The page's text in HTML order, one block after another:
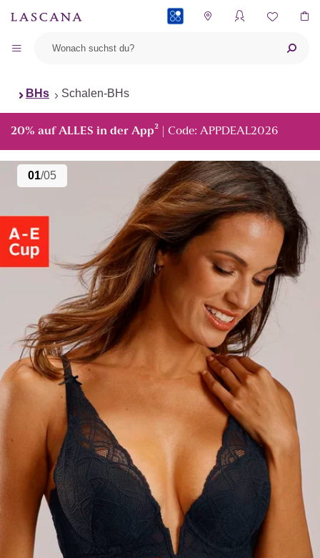
BHs Schalen-BHs
20% auf ALLES in der App² | Code: APPDEAL2026
01/05